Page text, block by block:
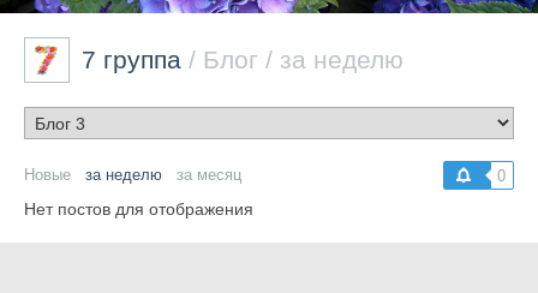
7 группа / Блог / за неделю
0
Новые за неделю за месяц
Нет постов для отображения